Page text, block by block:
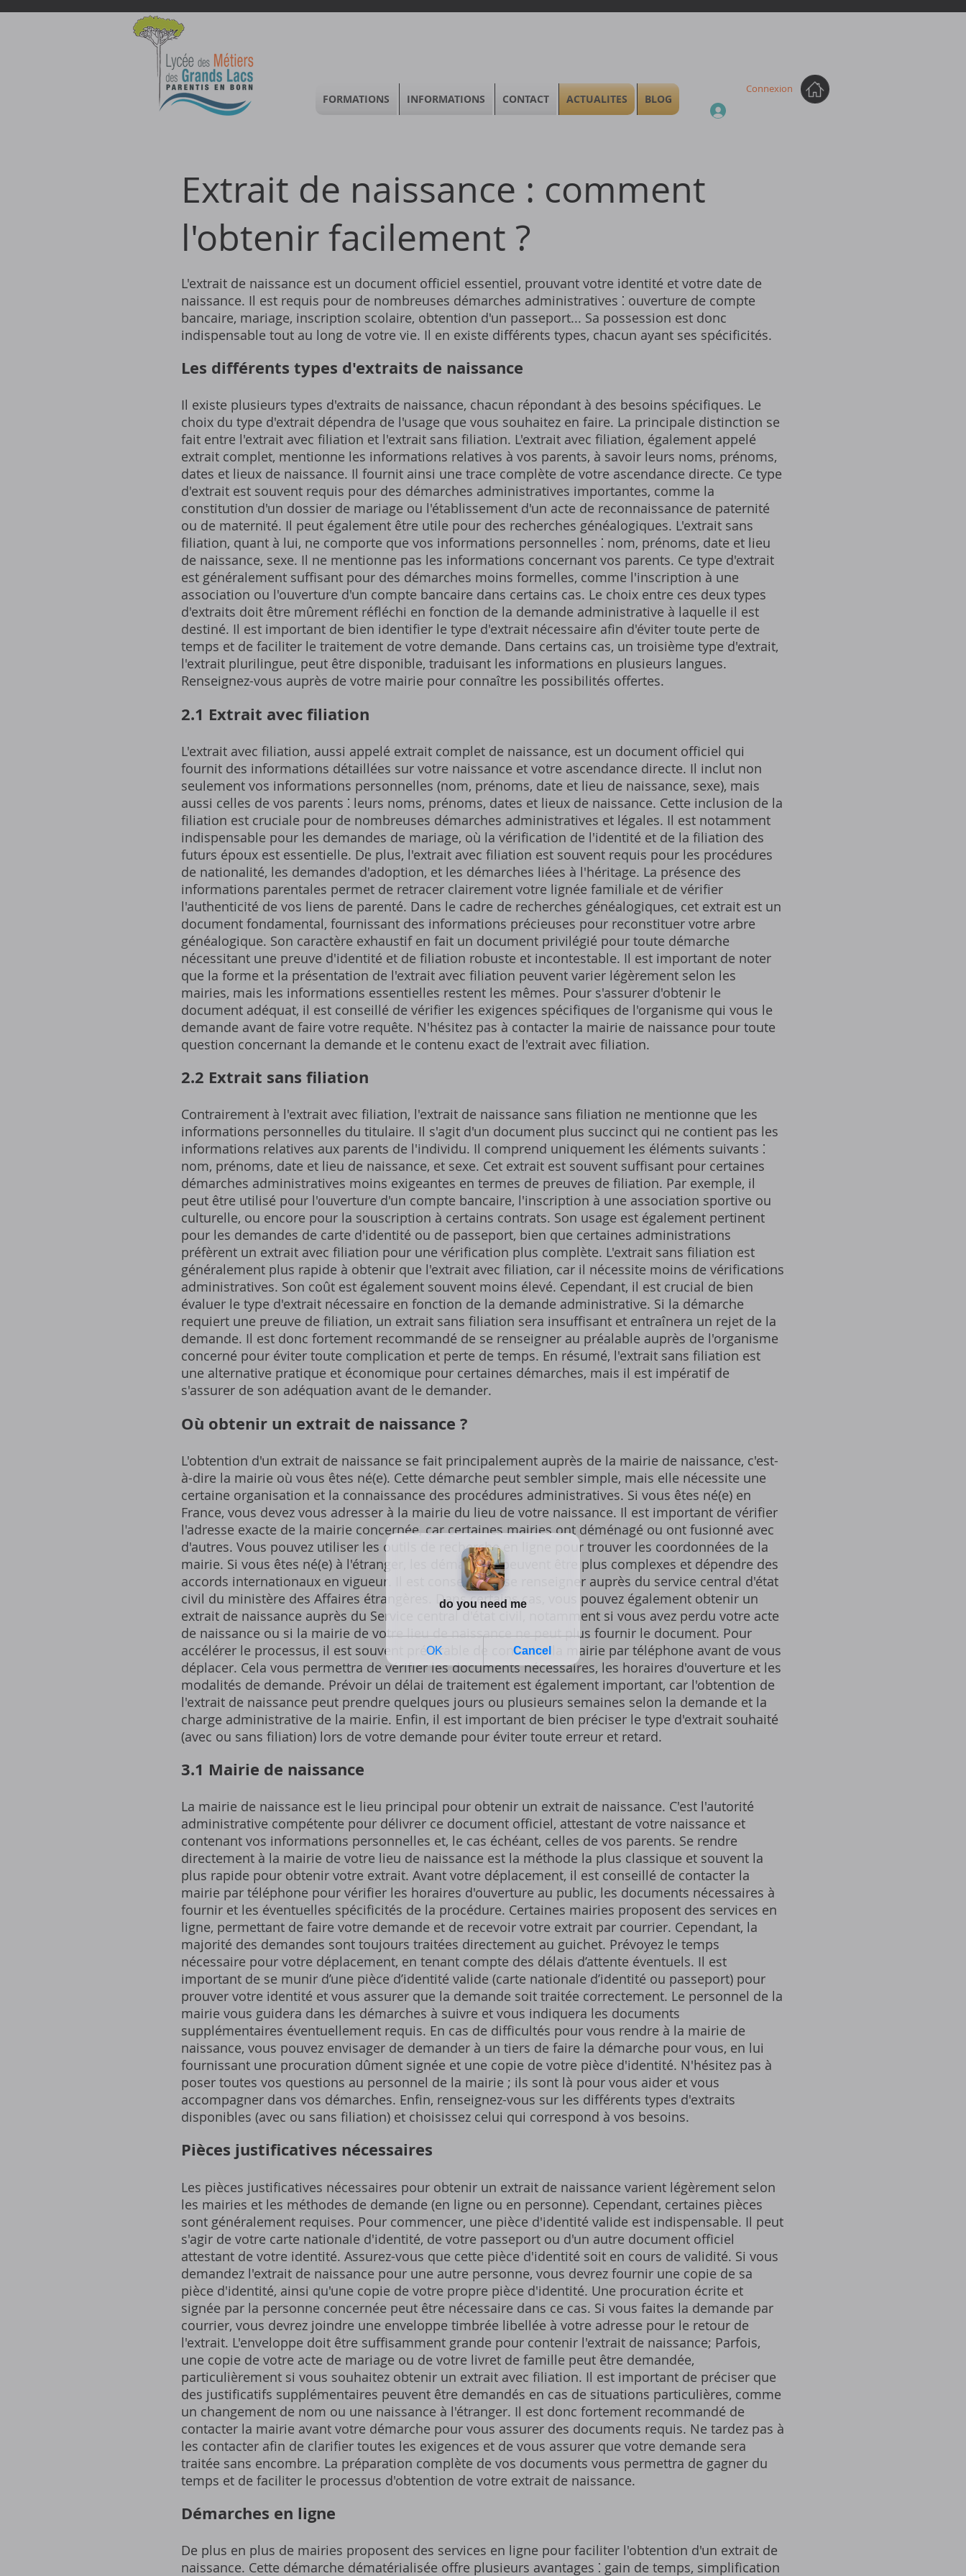
Connexion
Extrait de naissance : comment
l'obtenir facilement ?
L'extrait de naissance est un document officiel essentiel, prouvant votre identité et votre date de
naissance. Il est requis pour de nombreuses démarches administratives ⁚ ouverture de compte
bancaire, mariage, inscription scolaire, obtention d'un passeport... Sa possession est donc
indispensable tout au long de votre vie. Il en existe différents types, chacun ayant ses spécificités.
Les différents types d'extraits de naissance
Il existe plusieurs types d'extraits de naissance, chacun répondant à des besoins spécifiques. Le
choix du type d'extrait dépendra de l'usage que vous souhaitez en faire. La principale distinction se
fait entre l'extrait avec filiation et l'extrait sans filiation. L'extrait avec filiation, également appelé
extrait complet, mentionne les informations relatives à vos parents, à savoir leurs noms, prénoms,
dates et lieux de naissance. Il fournit ainsi une trace complète de votre ascendance directe. Ce type
d'extrait est souvent requis pour des démarches administratives importantes, comme la
constitution d'un dossier de mariage ou l'établissement d'un acte de reconnaissance de paternité
ou de maternité. Il peut également être utile pour des recherches généalogiques. L'extrait sans
filiation, quant à lui, ne comporte que vos informations personnelles ⁚ nom, prénoms, date et lieu
de naissance, sexe. Il ne mentionne pas les informations concernant vos parents. Ce type d'extrait
est généralement suffisant pour des démarches moins formelles, comme l'inscription à une
association ou l'ouverture d'un compte bancaire dans certains cas. Le choix entre ces deux types
d'extraits doit être mûrement réfléchi en fonction de la demande administrative à laquelle il est
destiné. Il est important de bien identifier le type d'extrait nécessaire afin d'éviter toute perte de
temps et de faciliter le traitement de votre demande. Dans certains cas, un troisième type d'extrait,
l'extrait plurilingue, peut être disponible, traduisant les informations en plusieurs langues.
Renseignez-vous auprès de votre mairie pour connaître les possibilités offertes.
2.1 Extrait avec filiation
L'extrait avec filiation, aussi appelé extrait complet de naissance, est un document officiel qui
fournit des informations détaillées sur votre naissance et votre ascendance directe. Il inclut non
seulement vos informations personnelles (nom, prénoms, date et lieu de naissance, sexe), mais
aussi celles de vos parents ⁚ leurs noms, prénoms, dates et lieux de naissance. Cette inclusion de la
filiation est cruciale pour de nombreuses démarches administratives et légales. Il est notamment
indispensable pour les demandes de mariage, où la vérification de l'identité et de la filiation des
futurs époux est essentielle. De plus, l'extrait avec filiation est souvent requis pour les procédures
de nationalité, les demandes d'adoption, et les démarches liées à l'héritage. La présence des
informations parentales permet de retracer clairement votre lignée familiale et de vérifier
l'authenticité de vos liens de parenté. Dans le cadre de recherches généalogiques, cet extrait est un
document fondamental, fournissant des informations précieuses pour reconstituer votre arbre
généalogique. Son caractère exhaustif en fait un document privilégié pour toute démarche
nécessitant une preuve d'identité et de filiation robuste et incontestable. Il est important de noter
que la forme et la présentation de l'extrait avec filiation peuvent varier légèrement selon les
mairies, mais les informations essentielles restent les mêmes. Pour s'assurer d'obtenir le
document adéquat, il est conseillé de vérifier les exigences spécifiques de l'organisme qui vous le
demande avant de faire votre requête. N'hésitez pas à contacter la mairie de naissance pour toute
question concernant la demande et le contenu exact de l'extrait avec filiation.
2.2 Extrait sans filiation
Contrairement à l'extrait avec filiation, l'extrait de naissance sans filiation ne mentionne que les
informations personnelles du titulaire. Il s'agit d'un document plus succinct qui ne contient pas les
informations relatives aux parents de l'individu. Il comprend uniquement les éléments suivants ⁚
nom, prénoms, date et lieu de naissance, et sexe. Cet extrait est souvent suffisant pour certaines
démarches administratives moins exigeantes en termes de preuves de filiation. Par exemple, il
peut être utilisé pour l'ouverture d'un compte bancaire, l'inscription à une association sportive ou
culturelle, ou encore pour la souscription à certains contrats. Son usage est également pertinent
pour les demandes de carte d'identité ou de passeport, bien que certaines administrations
préfèrent un extrait avec filiation pour une vérification plus complète. L'extrait sans filiation est
généralement plus rapide à obtenir que l'extrait avec filiation, car il nécessite moins de vérifications
administratives. Son coût est également souvent moins élevé. Cependant, il est crucial de bien
évaluer le type d'extrait nécessaire en fonction de la demande administrative. Si la démarche
requiert une preuve de filiation, un extrait sans filiation sera insuffisant et entraînera un rejet de la
demande. Il est donc fortement recommandé de se renseigner au préalable auprès de l'organisme
concerné pour éviter toute complication et perte de temps. En résumé, l'extrait sans filiation est
une alternative pratique et économique pour certaines démarches, mais il est impératif de
s'assurer de son adéquation avant de le demander.
Où obtenir un extrait de naissance ?
L'obtention d'un extrait de naissance se fait principalement auprès de la mairie de naissance, c'est-
à-dire la mairie où vous êtes né(e). Cette démarche peut sembler simple, mais elle nécessite une
certaine organisation et la connaissance des procédures administratives. Si vous êtes né(e) en
France, vous devez vous adresser à la mairie du lieu de votre naissance. Il est important de vérifier
l'adresse exacte de la mairie concernée, car certaines mairies ont déménagé ou ont fusionné avec
d'autres. Vous pouvez utiliser les outils de recherche en ligne pour trouver les coordonnées de la
mairie. Si vous êtes né(e) à l'étranger, les démarches peuvent être plus complexes et dépendre des
accords internationaux en vigueur. Il est conseillé de se renseigner auprès du service central d'état
civil du ministère des Affaires étrangères. Dans certains cas, vous pouvez également obtenir un
extrait de naissance auprès du Service central d'état civil, notamment si vous avez perdu votre acte
de naissance ou si la mairie de votre lieu de naissance ne peut plus fournir le document. Pour
accélérer le processus, il est souvent préférable de contacter la mairie par téléphone avant de vous
déplacer. Cela vous permettra de vérifier les documents nécessaires, les horaires d'ouverture et les
modalités de demande. Prévoir un délai de traitement est également important, car l'obtention de
l'extrait de naissance peut prendre quelques jours ou plusieurs semaines selon la demande et la
charge administrative de la mairie. Enfin, il est important de bien préciser le type d'extrait souhaité
(avec ou sans filiation) lors de votre demande pour éviter toute erreur et retard.
3.1 Mairie de naissance
La mairie de naissance est le lieu principal pour obtenir un extrait de naissance. C'est l'autorité
administrative compétente pour délivrer ce document officiel, attestant de votre naissance et
contenant vos informations personnelles et, le cas échéant, celles de vos parents. Se rendre
directement à la mairie de votre lieu de naissance est la méthode la plus classique et souvent la
plus rapide pour obtenir votre extrait. Avant votre déplacement, il est conseillé de contacter la
mairie par téléphone pour vérifier les horaires d'ouverture au public, les documents nécessaires à
fournir et les éventuelles spécificités de la procédure. Certaines mairies proposent des services en
ligne, permettant de faire votre demande et de recevoir votre extrait par courrier. Cependant, la
majorité des demandes sont toujours traitées directement au guichet. Prévoyez le temps
nécessaire pour votre déplacement, en tenant compte des délais d’attente éventuels. Il est
important de se munir d’une pièce d’identité valide (carte nationale d’identité ou passeport) pour
prouver votre identité et vous assurer que la demande soit traitée correctement. Le personnel de la
mairie vous guidera dans les démarches à suivre et vous indiquera les documents
supplémentaires éventuellement requis. En cas de difficultés pour vous rendre à la mairie de
naissance, vous pouvez envisager de demander à un tiers de faire la démarche pour vous, en lui
fournissant une procuration dûment signée et une copie de votre pièce d'identité. N'hésitez pas à
poser toutes vos questions au personnel de la mairie ; ils sont là pour vous aider et vous
accompagner dans vos démarches. Enfin, renseignez-vous sur les différents types d'extraits
disponibles (avec ou sans filiation) et choisissez celui qui correspond à vos besoins.
Pièces justificatives nécessaires
Les pièces justificatives nécessaires pour obtenir un extrait de naissance varient légèrement selon
les mairies et les méthodes de demande (en ligne ou en personne). Cependant, certaines pièces
sont généralement requises. Pour commencer, une pièce d'identité valide est indispensable. Il peut
s'agir de votre carte nationale d'identité, de votre passeport ou d'un autre document officiel
attestant de votre identité. Assurez-vous que cette pièce d'identité soit en cours de validité. Si vous
demandez l'extrait de naissance pour une autre personne, vous devrez fournir une copie de sa
pièce d'identité, ainsi qu'une copie de votre propre pièce d'identité. Une procuration écrite et
signée par la personne concernée peut être nécessaire dans ce cas. Si vous faites la demande par
courrier, vous devrez joindre une enveloppe timbrée libellée à votre adresse pour le retour de
l'extrait. L'enveloppe doit être suffisamment grande pour contenir l'extrait de naissance; Parfois,
une copie de votre acte de mariage ou de votre livret de famille peut être demandée,
particulièrement si vous souhaitez obtenir un extrait avec filiation. Il est important de préciser que
des justificatifs supplémentaires peuvent être demandés en cas de situations particulières, comme
un changement de nom ou une naissance à l'étranger. Il est donc fortement recommandé de
contacter la mairie avant votre démarche pour vous assurer des documents requis. Ne tardez pas à
les contacter afin de clarifier toutes les exigences et de vous assurer que votre demande sera
traitée sans encombre. La préparation complète de vos documents vous permettra de gagner du
temps et de faciliter le processus d'obtention de votre extrait de naissance.
Démarches en ligne
De plus en plus de mairies proposent des services en ligne pour faciliter l'obtention d'un extrait de
naissance. Cette démarche dématérialisée offre plusieurs avantages ⁚ gain de temps, simplification
FORMATIONS INFORMATIONS CONTACT ACTUALITES BLOG